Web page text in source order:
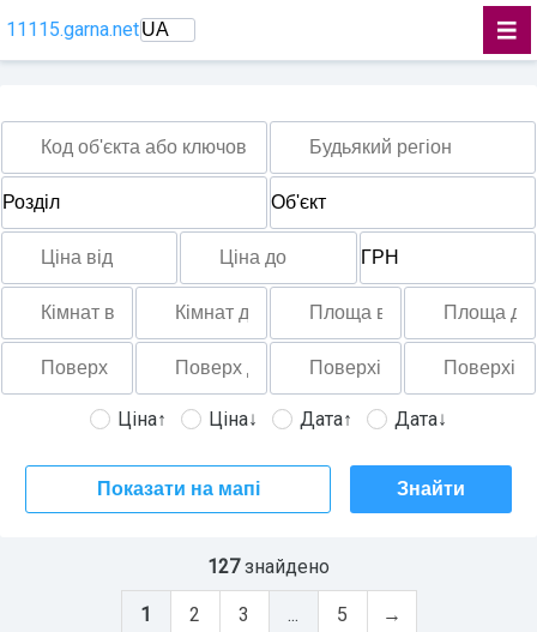
11115.garna.net
Ціна↑ Ціна↓ Дата↑ Дата↓
Показати на мапі
127знайдено
1 2 3 ... 5 →